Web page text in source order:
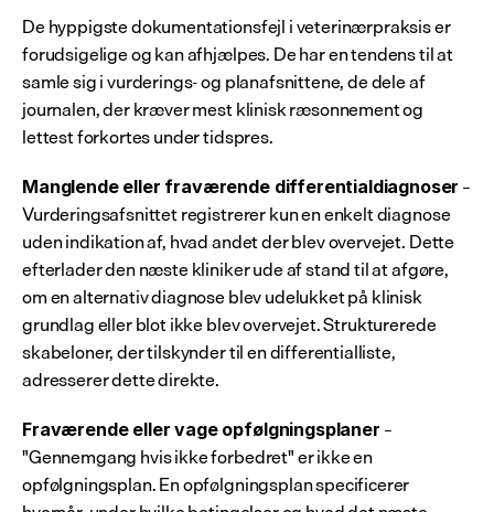
De hyppigste dokumentationsfejl i veterinærpraksis er
forudsigelige og kan afhjælpes. De har en tendens til at
samle sig i vurderings- og planafsnittene, de dele af
journalen, der kræver mest klinisk ræsonnement og
lettest forkortes under tidspres.
Manglende eller fraværende differentialdiagnoser –
Vurderingsafsnittet registrerer kun en enkelt diagnose
uden indikation af, hvad andet der blev overvejet. Dette
efterlader den næste kliniker ude af stand til at afgøre,
om en alternativ diagnose blev udelukket på klinisk
grundlag eller blot ikke blev overvejet. Strukturerede
skabeloner, der tilskynder til en differentialliste,
adresserer dette direkte.
Fraværende eller vage opfølgningsplaner –
"Gennemgang hvis ikke forbedret" er ikke en
opfølgningsplan. En opfølgningsplan specificerer